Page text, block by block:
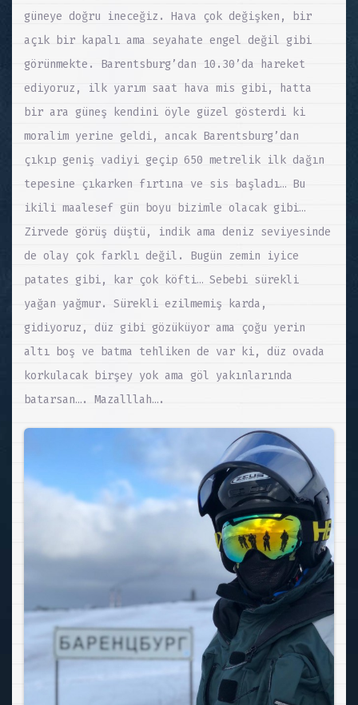
güneye doğru ineceğiz. Hava çok değişken, bir
açık bir kapalı ama seyahate engel değil gibi
görünmekte. Barentsburg’dan 10.30’da hareket
ediyoruz, ilk yarım saat hava mis gibi, hatta
bir ara güneş kendini öyle güzel gösterdi ki
moralim yerine geldi, ancak Barentsburg’dan
çıkıp geniş vadiyi geçip 650 metrelik ilk dağın
tepesine çıkarken fırtına ve sis başladı… Bu
ikili maalesef gün boyu bizimle olacak gibi…
Zirvede görüş düştü, indik ama deniz seviyesinde
de olay çok farklı değil. Bugün zemin iyice
patates gibi, kar çok köfti… Sebebi sürekli
yağan yağmur. Sürekli ezilmemiş karda,
gidiyoruz, düz gibi gözüküyor ama çoğu yerin
altı boş ve batma tehliken de var ki, düz ovada
korkulacak birşey yok ama göl yakınlarında
batarsan…. Mazalllah….